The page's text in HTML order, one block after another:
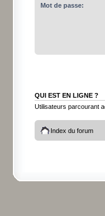
Mot de passe:
QUI EST EN LIGNE ?
Utilisateurs parcourant
Index du forum